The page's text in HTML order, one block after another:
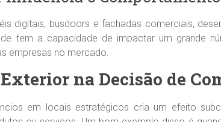
digitais, busdoors e fachadas comerciais,
tem a capacidade de impactar um grande
empresas no mercado.
na Decisão de
em locais estratégicos cria um efeito